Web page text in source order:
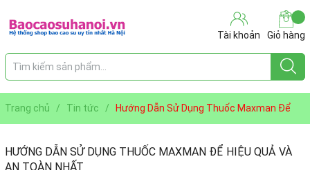
Tài khoản Giỏ hàng
Trang chủ / Tin tức /
Hướng Dẫn Sử Dụng Thuốc Maxman Để
Hiệu Quả Và An Toàn Nhất
HƯỚNG DẪN SỬ DỤNG THUỐC MAXMAN ĐỂ HIỆU QUẢ VÀ
AN TOÀN NHẤT